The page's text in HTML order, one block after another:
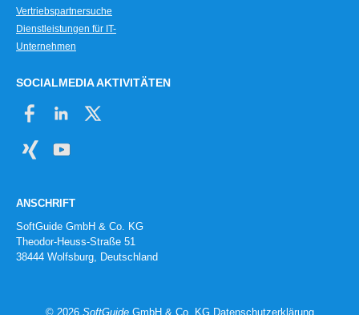
Vertriebspartnersuche
Dienstleistungen für IT-
Unternehmen
SOCIALMEDIA AKTIVITÄTEN
ANSCHRIFT
SoftGuide GmbH & Co. KG
Theodor-Heuss-Straße 51
38444 Wolfsburg, Deutschland
© 2026 SoftGuideGmbH & Co. KG Datenschutzerklärung